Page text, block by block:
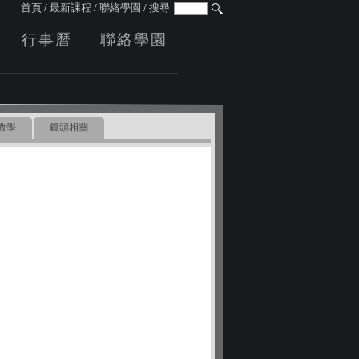
首頁/ 最新課程 / 聯絡學園 / 搜尋
行事曆 聯絡學園
學 鏡頭相關